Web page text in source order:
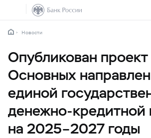
Новости
Опубликован проект
Основных
единой
денежно-кредитной
на 2025–2027 годы